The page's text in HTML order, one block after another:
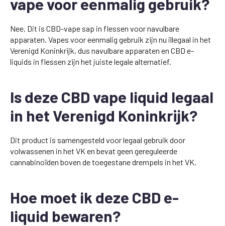
vape voor eenmalig gebruik?
Nee. Dit is CBD-vape sap in flessen voor navulbare
apparaten. Vapes voor eenmalig gebruik zijn nu illegaal in het
Verenigd Koninkrijk, dus navulbare apparaten en CBD e-
liquids in flessen zijn het juiste legale alternatief.
Is deze CBD vape liquid legaal
in het Verenigd Koninkrijk?
Dit product is samengesteld voor legaal gebruik door
volwassenen in het VK en bevat geen gereguleerde
cannabinoïden boven de toegestane drempels in het VK.
Hoe moet ik deze CBD e-
liquid bewaren?